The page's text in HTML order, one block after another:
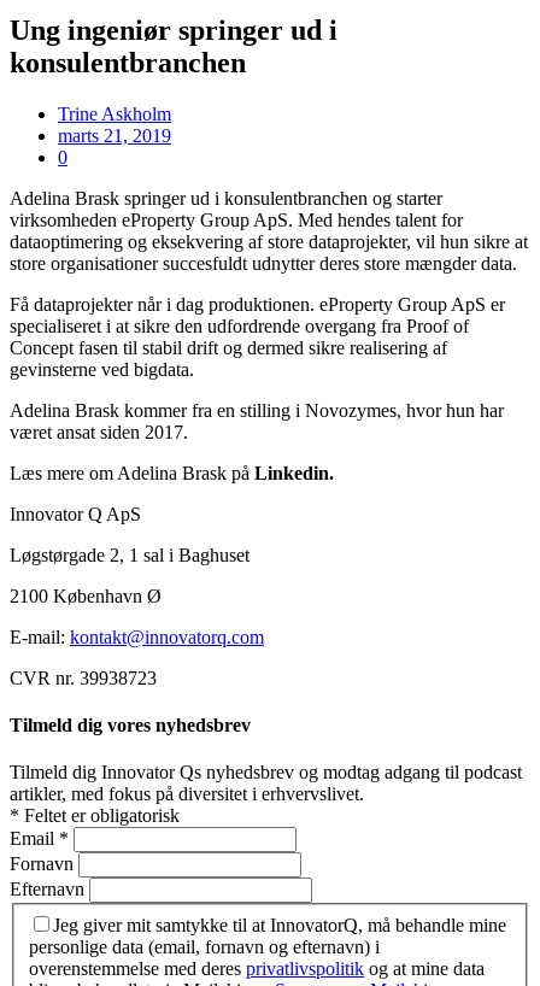
Ung ingeniør springer ud i
konsulentbranchen
Trine Askholm
marts 21, 2019
0
Adelina Brask springer ud i konsulentbranchen og starter
virksomheden eProperty Group ApS. Med hendes talent for
dataoptimering og eksekvering af store dataprojekter, vil hun sikre at
store organisationer succesfuldt udnytter deres store mængder data.
Få dataprojekter når i dag produktionen. eProperty Group ApS er
specialiseret i at sikre den udfordrende overgang fra Proof of
Concept fasen til stabil drift og dermed sikre realisering af
gevinsterne ved bigdata.
Adelina Brask kommer fra en stilling i Novozymes, hvor hun har
været ansat siden 2017.
Læs mere om Adelina Brask på Linkedin.
Innovator Q ApS
Løgstørgade 2, 1 sal i Baghuset
2100 København Ø
E-mail: kontakt@innovatorq.com
CVR nr. 39938723
Tilmeld dig vores nyhedsbrev
Tilmeld dig Innovator Qs nyhedsbrev og modtag adgang til podcast
artikler, med fokus på diversitet i erhvervslivet.
* Feltet er obligatorisk
Email *
Fornavn
Efternavn
Jeg giver mit samtykke til at InnovatorQ, må behandle mine
personlige data (email, fornavn og efternavn) i
overenstemmelse med deres privatlivspolitik og at mine data